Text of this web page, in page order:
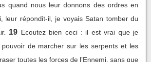
quand nous leur donnons des ordres en
leur répondit-il, je voyais Satan tomber du
19 Ecoutez bien ceci : il est vrai que je
de marcher sur les serpents et les
toutes les forces de l'Ennemi, sans que